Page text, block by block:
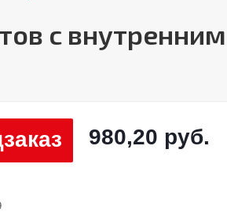
с внутренним
980,20 руб.